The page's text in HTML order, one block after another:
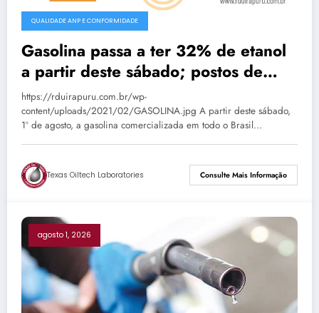
QUALIDADE ANP E CONFORMIDADE
Gasolina passa a ter 32% de etanol
a partir deste sábado; postos de
Passo Fundo já aguardam nova
composição
https://rduirapuru.com.br/wp-
content/uploads/2021/02/GASOLINA.jpg A partir deste sábado,
1º de agosto, a gasolina comercializada em todo o Brasil…
Texas Oiltech Laboratories Consulte Mais Informação
agosto 1, 2026